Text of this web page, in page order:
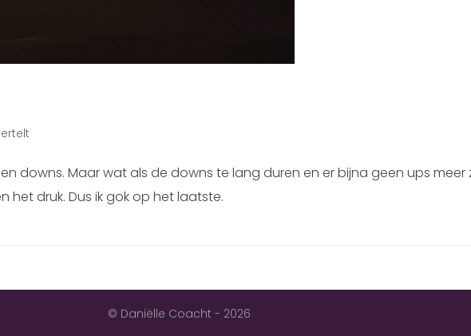
downs. Maar wat als de downs te lang duren en er bijna geen ups
druk. Dus ik gok op het laatste.
© Daniëlle Coacht - 2026